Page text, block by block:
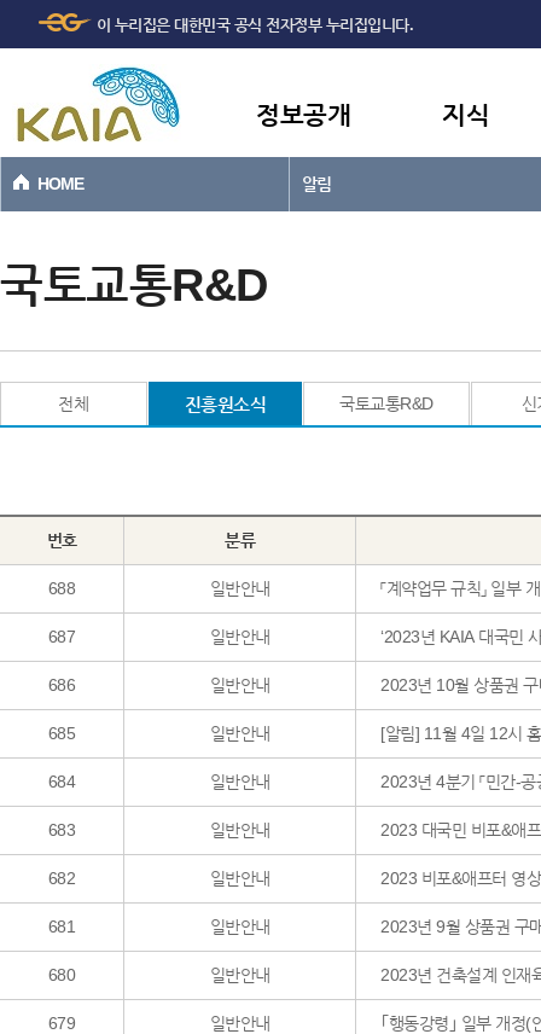
본문바로가기
이 누리집은 대한민국 공식 전자정부 누리집입니다.
정보공개 지식
HOME 알림
국토교통R&D
전체 진흥원소식 국토교통R&D 신
번호 분류
688 일반안내 「계약업무
687 일반안내 ‘2023년 KAIA 대국민
686 일반안내 2023년 10월 상품권
685 일반안내 [알림] 11월 4일 12시
684 일반안내 2023년 4분기 「민간-
683 일반안내 2023 대국민 비포&애
682 일반안내 2023 비포&애프터 영
681 일반안내 2023년 9월 상품권 구
680 일반안내 2023년 건축설계 인재
679 일반안내 ｢행동강령｣ 일부 개정(